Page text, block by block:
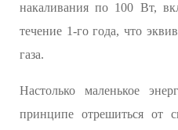
накаливания по 100 Вт,
течение 1-го года, что
газа.
Настолько маленькое
принципе отрешиться от